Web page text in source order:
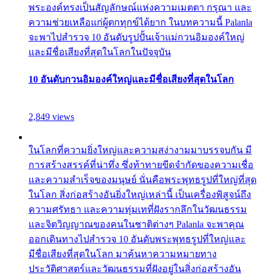
พระองค์ทรงเป็นสัญลักษณ์แห่งความเมตตา กรุณา และ
ความช่วยเหลือแก่ผู้ตกทุกข์ได้ยาก ในบทความนี้ Palanla
จะพาไปสำรวจ 10 อันดับรูปปั้นเจ้าแม่กวนอิมองค์ใหญ่
และมีชื่อเสียงที่สุดในโลกในปัจจุบัน
10 อันดับกวนอิมองค์ใหญ่และมีชื่อเสียงที่สุดในโลก
2,849 views
ในโลกที่ความยิ่งใหญ่และความสง่างามมาบรรจบกัน มี
การสร้างสรรค์ที่น่าทึ่ง ซึ่งท้าทายขีดจำกัดของความเชื่อ
และความสำเร็จของมนุษย์ นั่นคือพระพุทธรูปที่ใหญ่ที่สุด
ในโลก สิ่งก่อสร้างอันยิ่งใหญ่เหล่านี้ เป็นเครื่องพิสูจน์ถึง
ความศรัทธา และความทุ่มเทที่ฝังรากลึกในวัฒนธรรม
และจิตวิญญาณของคนในชาติต่างๆ Palanla จะพาคุณ
ออกเดินทางไปสำรวจ 10 อันดับพระพุทธรูปที่ใหญ่และ
มีชื่อเสียงที่สุดในโลก มาค้นหาความหมายทาง
ประวัติศาสตร์และวัฒนธรรมที่ฝังอยู่ในสิ่งก่อสร้างอัน